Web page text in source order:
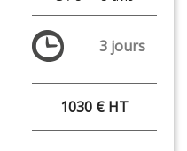
3 jours
1030 € HT